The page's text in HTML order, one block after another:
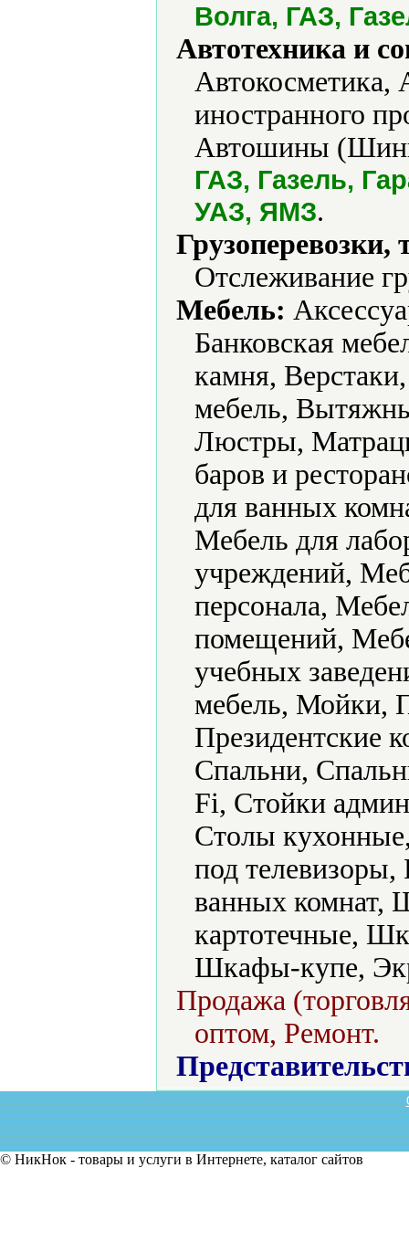
Волга, ГАЗ,
Автотехника и
Автокосметика,
иностранного
Автошины
ГАЗ, Газель,
УАЗ, ЯМЗ.
Отслеживание
Мебель:
Банковская
камня,
мебель,
Люстры,
баров и
для ванных
Мебель для
учреждений,
персонала,
помещений,
учебных
мебель, Мойки,
Президентские
Спальни,
Fi, Стойки
Столы
под
ванных
картотечные,
Шкафы-купе,
Продажа
оптом, Ремонт.
© НикНок - товары и услуги в Интернете, каталог сайтов